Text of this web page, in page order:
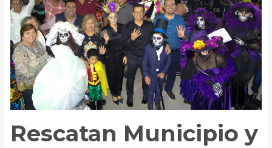
calles.
Rescatan Municipio y